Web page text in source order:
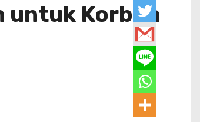
untuk Korban